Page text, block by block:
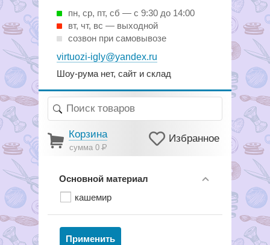
пн, ср, пт, cб — с 9:30 до 14:00
вт, чт, вс — выходной
созвон при самовывозе
virtuozi-igly@yandex.ru
Шоу-рума нет, сайт и склад
Корзина
сумма 0Р
Избранное
Основной материал
кашемир